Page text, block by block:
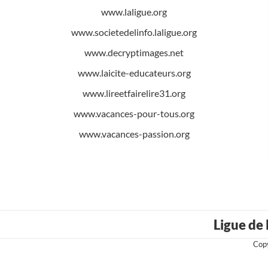
www.laligue.org
www.societedelinfo.laligue.org
www.decryptimages.net
www.laicite-educateurs.org
www.lireetfairelire31.org
www.vacances-pour-tous.org
www.vacances-passion.org
Ligue